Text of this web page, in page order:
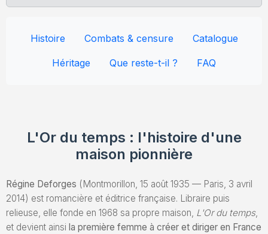
Histoire Combats & censure Catalogue
Héritage Que reste-t-il ? FAQ
L'Or du temps : l'histoire d'une
maison pionnière
Régine Deforges (Montmorillon, 15 août 1935 — Paris, 3 avril
2014) est romancière et éditrice française. Libraire puis
relieuse, elle fonde en 1968 sa propre maison, L'Or du temps,
et devient ainsi la première femme à créer et diriger en France